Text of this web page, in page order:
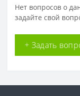
Нет вопросов о
задайте свой
+ Задать